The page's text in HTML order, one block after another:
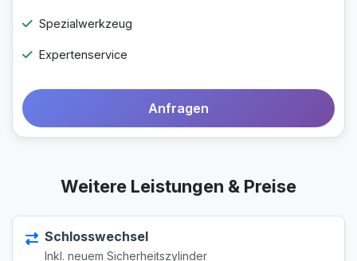
Spezialwerkzeug
Expertenservice
Anfragen
Weitere Leistungen & Preise
Schlosswechsel
Inkl. neuem Sicherheitszylinder